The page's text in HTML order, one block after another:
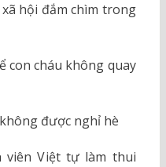
hội đắm chìm trong
con cháu không quay
được nghỉ hè
viên Việt tự làm thui